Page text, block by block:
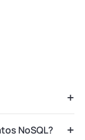
+
NoSQL? +